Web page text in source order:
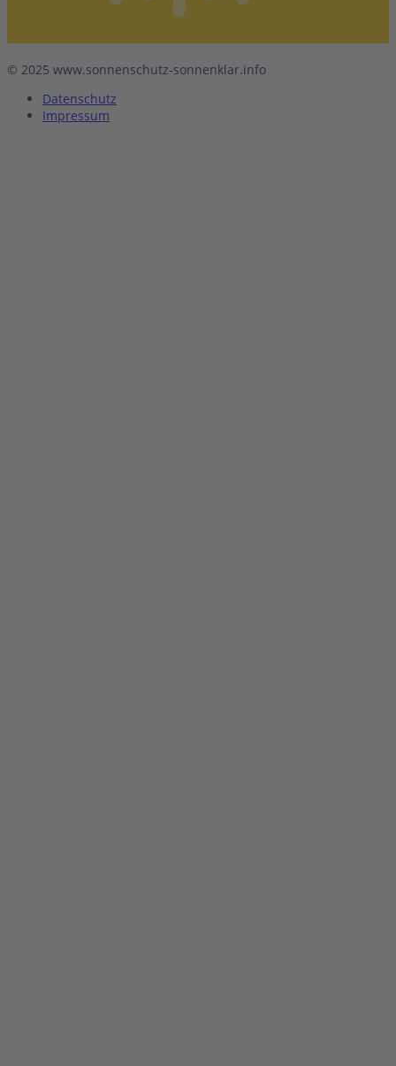
© 2025 www.sonnenschutz-sonnenklar.info
Datenschutz
Impressum